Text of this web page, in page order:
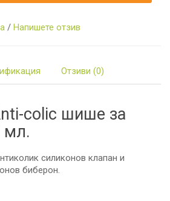
/ Напишете отзив
Отзиви (0)
colic шише за
мл.
силиконов клапан и
биберон.